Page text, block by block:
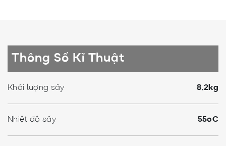
Thông Số Kĩ Thuật
Khối lượng sấy 8.2kg
Nhiệt độ sấy 55ºC